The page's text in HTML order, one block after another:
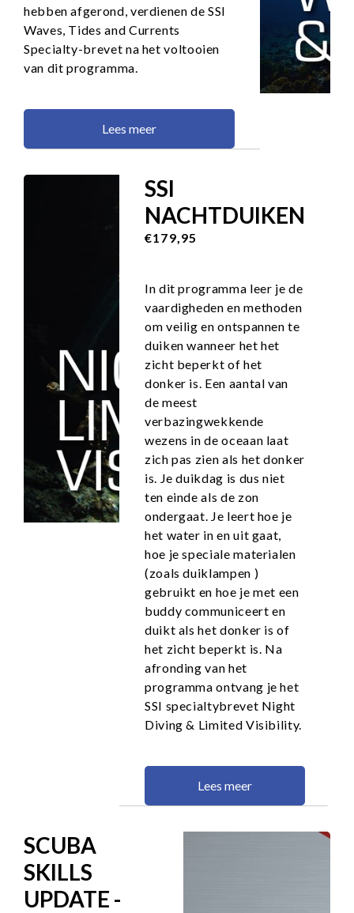
hebben afgerond, verdienen de SSI
Waves, Tides and Currents
Specialty-brevet na het voltooien
van dit programma.
Lees meer
SSI
NACHTDUIKEN
€179,95
In dit programma leer je de
vaardigheden en methoden
om veilig en ontspannen te
duiken wanneer het het
zicht beperkt of het
donker is. Een aantal van
de meest
verbazingwekkende
wezens in de oceaan laat
zich pas zien als het donker
is. Je duikdag is dus niet
ten einde als de zon
ondergaat. Je leert hoe je
het water in en uit gaat,
hoe je speciale materialen
(zoals duiklampen )
gebruikt en hoe je met een
buddy communiceert en
duikt als het donker is of
het zicht beperkt is. Na
afronding van het
programma ontvang je het
SSI specialtybrevet Night
Diving & Limited Visibility.
Lees meer
SCUBA
SKILLS
UPDATE -